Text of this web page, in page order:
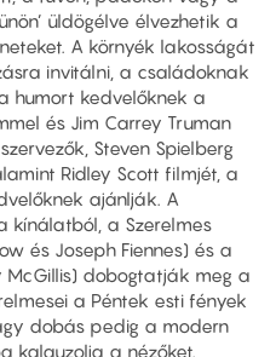
üldögélve élvezhetik a
A környék lakosságát
invitálni, a családoknak
humort kedvelőknek a
és Jim Carrey Truman
Steven Spielberg
Ridley Scott filmjét, a
ajánlják. A
kínálatból, a Szerelmes
és Joseph Fiennes) és a
McGillis) dobogtatják meg a
a Péntek esti fények
dobás pedig a modern
kalauzolja a nézőket.